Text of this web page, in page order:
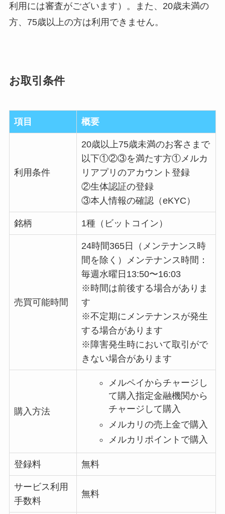
利用には審査がございます）。また、20歳未満の
方、75歳以上の方は利用できません。
お取引条件
項目 概要
利用条件
20歳以上75歳未満のお客さまで
以下①②③を満たす方①メルカ
リアプリのアカウント登録
②生体認証の登録
③本人情報の確認（eKYC）
銘柄 1種（ビットコイン）
売買可能時間
24時間365日（メンテナンス時
間を除く）メンテナンス時間：
毎週水曜日13:50〜16:03
※時間は前後する場合がありま
す
※不定期にメンテナンスが発生
する場合があります
※障害発生時において取引がで
きない場合があります
購入方法
メルペイからチャージし
て購入指定金融機関から
チャージして購入
メルカリの売上金で購入
メルカリポイントで購入
登録料 無料
サービス利用
手数料
無料